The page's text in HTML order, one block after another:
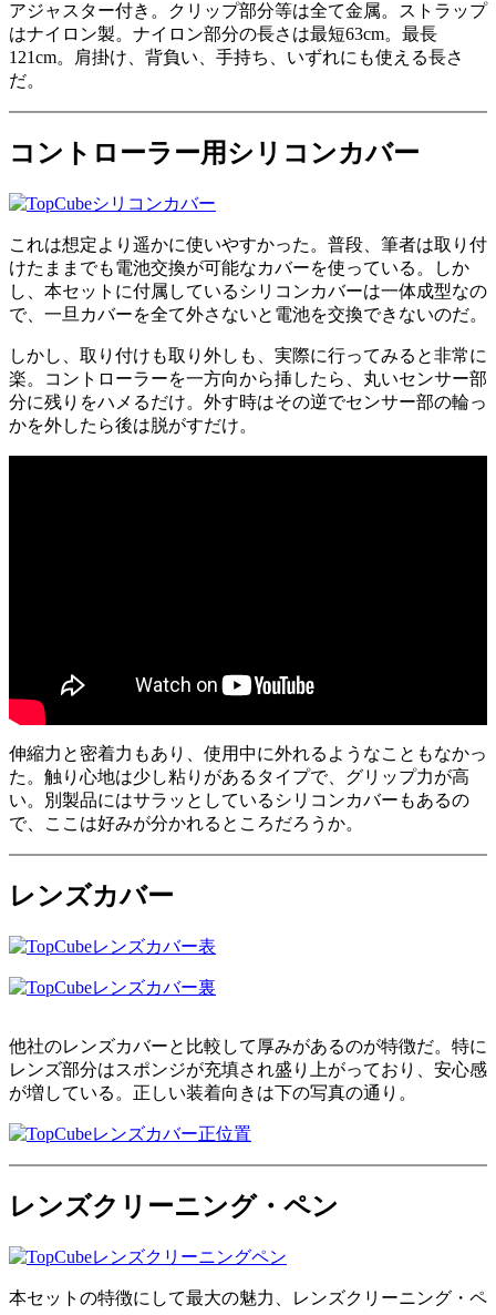
アジャスター付き。クリップ部分等は全て金属。ストラップ
はナイロン製。ナイロン部分の長さは最短63cm。最長
121cm。肩掛け、背負い、手持ち、いずれにも使える長さ
だ。
コントローラー用シリコンカバー
これは想定より遥かに使いやすかった。普段、筆者は取り付
けたままでも電池交換が可能なカバーを使っている。しか
し、本セットに付属しているシリコンカバーは一体成型なの
で、一旦カバーを全て外さないと電池を交換できないのだ。
しかし、取り付けも取り外しも、実際に行ってみると非常に
楽。コントローラーを一方向から挿したら、丸いセンサー部
分に残りをハメるだけ。外す時はその逆でセンサー部の輪っ
かを外したら後は脱がすだけ。
伸縮力と密着力もあり、使用中に外れるようなこともなかっ
た。触り心地は少し粘りがあるタイプで、グリップ力が高
い。別製品にはサラッとしているシリコンカバーもあるの
で、ここは好みが分かれるところだろうか。
レンズカバー
他社のレンズカバーと比較して厚みがあるのが特徴だ。特に
レンズ部分はスポンジが充填され盛り上がっており、安心感
が増している。正しい装着向きは下の写真の通り。
レンズクリーニング・ペン
本セットの特徴にして最大の魅力、レンズクリーニング・ペ